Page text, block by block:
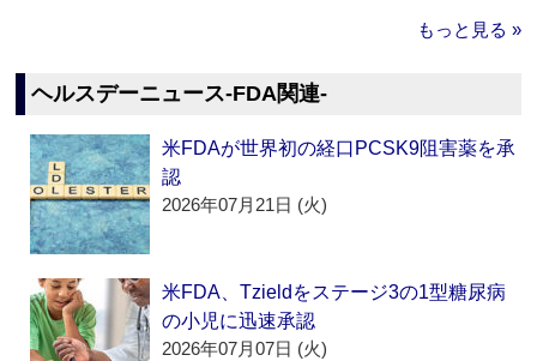
もっと見る »
ヘルスデーニュース‐FDA関連‐
米FDAが世界初の経口PCSK9阻害薬を承
認
2026年07月21日 (火)
米FDA、Tzieldをステージ3の1型糖尿病
の小児に迅速承認
2026年07月07日 (火)